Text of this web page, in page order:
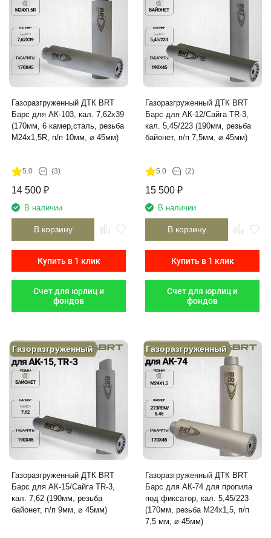
Газоразгруженный ДТК BRT
Барс для АК-103, кал. 7,62х39
(170мм, 6 камер,сталь, резьба
M24х1,5R, п/п 10мм, ⌀ 45мм)
5.0 (3)
14 500 ₽
В наличии
В корзину
Купить в 1 клик
Счет для юрлиц и
фондов
Газоразгруженный ДТК BRT
Барс для АК-12/Сайга TR-3,
кал. 5,45/223 (190мм, резьба
байонет, п/п 7,5мм, ⌀ 45мм)
5.0 (2)
15 500 ₽
В наличии
В корзину
Купить в 1 клик
Счет для юрлиц и
фондов
Газоразгруженный
Газоразгруженный ДТК BRT
Барс для АК-15/Сайга TR-3,
кал. 7,62 (190мм, резьба
байонет, п/п 9мм, ⌀ 45мм)
Газоразгруженный
Газоразгруженный ДТК BRT
Барс для АК-74 для пропила
под фиксатор, кал. 5,45/223
(170мм, резьба M24х1,5, п/п
7,5 мм, ⌀ 45мм)